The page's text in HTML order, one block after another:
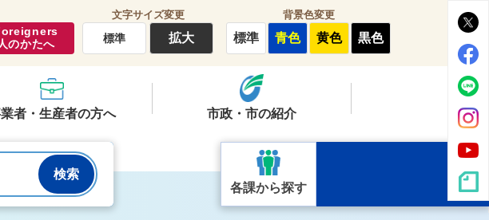
ジ
らし・行政
のかたへ
文字サイズ変更
標準 拡大
背景色変更
標準 青色 黄色 黒色
者・生産者の方へ 市政・市の紹介
各課から探す